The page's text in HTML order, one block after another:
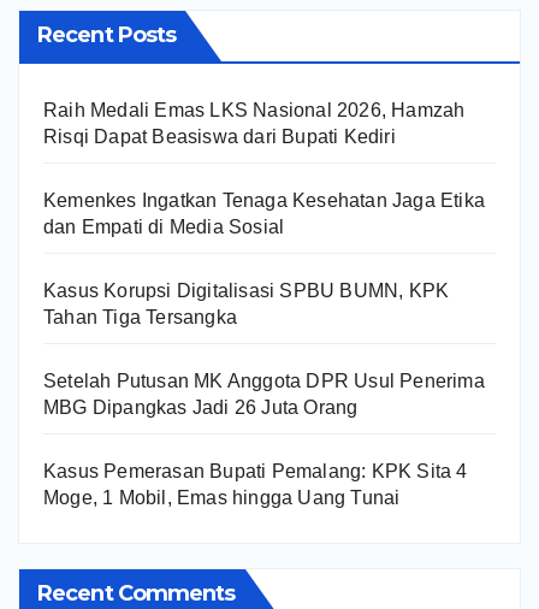
Recent Posts
Raih Medali Emas LKS Nasional 2026, Hamzah
Risqi Dapat Beasiswa dari Bupati Kediri
Kemenkes Ingatkan Tenaga Kesehatan Jaga Etika
dan Empati di Media Sosial
Kasus Korupsi Digitalisasi SPBU BUMN, KPK
Tahan Tiga Tersangka
Setelah Putusan MK Anggota DPR Usul Penerima
MBG Dipangkas Jadi 26 Juta Orang
Kasus Pemerasan Bupati Pemalang: KPK Sita 4
Moge, 1 Mobil, Emas hingga Uang Tunai
Recent Comments